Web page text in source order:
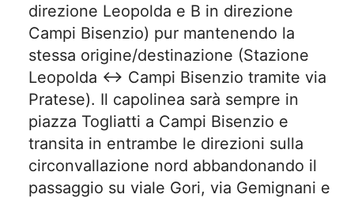
direzione Leopolda e B in direzione
Campi Bisenzio) pur mantenendo la
stessa origine/destinazione (Stazione
Leopolda ↔ Campi Bisenzio tramite via
Pratese). Il capolinea sarà sempre in
piazza Togliatti a Campi Bisenzio e
transita in entrambe le direzioni sulla
circonvallazione nord abbandonando il
passaggio su viale Gori, via Gemignani e